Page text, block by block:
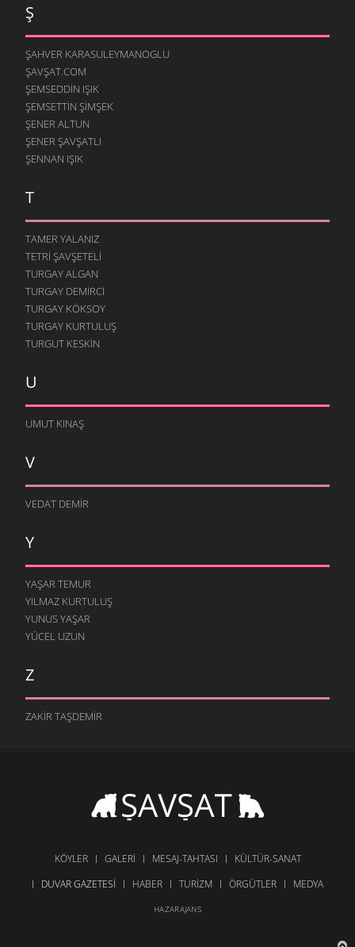
Ş
ŞAHVER KARASULEYMANOGLU
ŞAVŞAT.COM
ŞEMSEDDIN IŞIK
ŞEMSETTIN ŞIMŞEK
ŞENER ALTUN
ŞENER ŞAVŞATLI
ŞENNAN IŞIK
T
TAMER YALANIZ
TETRI ŞAVŞETELI
TURGAY ALGAN
TURGAY DEMIRCI
TURGAY KÖKSOY
TURGAY KURTULUŞ
TURGUT KESKIN
U
UMUT KINAŞ
V
VEDAT DEMIR
Y
YAŞAR TEMUR
YILMAZ KURTULUŞ
YUNUS YAŞAR
YÜCEL UZUN
Z
ZAKIR TAŞDEMIR
KÖYLER GALERI MESAJ-TAHTASI
KÜLTÜR-SANAT
DUVAR GAZETESI
HABER TURIZM ÖRGÜTLER MEDYA
HAZARAJANS